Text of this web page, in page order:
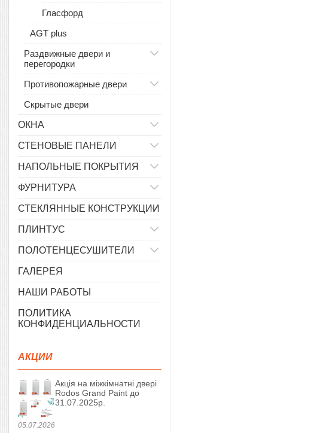
Гласфорд
AGT plus
Раздвижные двери и
перегородки
Противопожарные двери
Скрытые двери
ОКНА
СТЕНОВЫЕ ПАНЕЛИ
НАПОЛЬНЫЕ ПОКРЫТИЯ
ФУРНИТУРА
СТЕКЛЯННЫЕ КОНСТРУКЦИИ
ПЛИНТУС
ПОЛОТЕНЦЕСУШИТЕЛИ
ГАЛЕРЕЯ
НАШИ РАБОТЫ
ПОЛИТИКА
КОНФИДЕНЦИАЛЬНОСТИ
АКЦИИ
05.07.2026
Акція на міжкімнатні двері
Rodos Grand Paint до
31.07.2025р.